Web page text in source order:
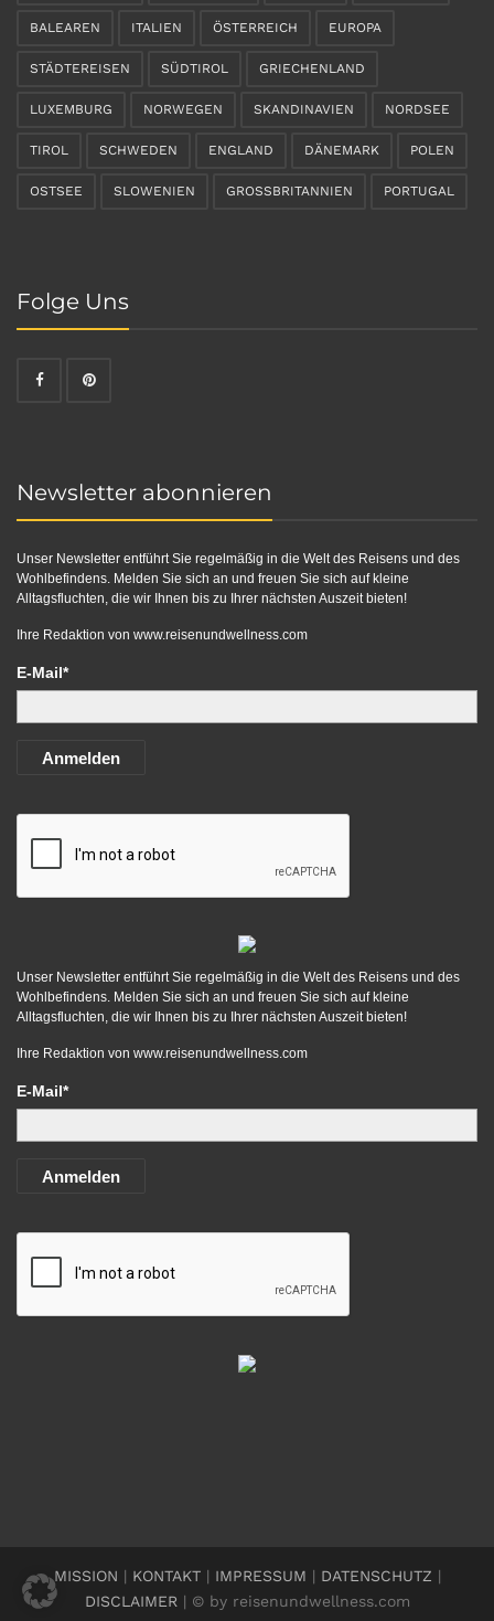
BALEAREN ITALIEN ÖSTERREICH EUROPA
STÄDTEREISEN SÜDTIROL GRIECHENLAND
LUXEMBURG NORWEGEN SKANDINAVIEN NORDSEE
TIROL SCHWEDEN ENGLAND DÄNEMARK POLEN
OSTSEE SLOWENIEN GROSSBRITANNIEN PORTUGAL
Folge Uns
Newsletter abonnieren
Unser Newsletter entführt Sie regelmäßig in die Welt des Reisens und des
Wohlbefindens. Melden Sie sich an und freuen Sie sich auf kleine
Alltagsfluchten, die wir Ihnen bis zu Ihrer nächsten Auszeit bieten!
Ihre Redaktion von www.reisenundwellness.com
E-Mail*
Anmelden
Unser Newsletter entführt Sie regelmäßig in die Welt des Reisens und des
Wohlbefindens. Melden Sie sich an und freuen Sie sich auf kleine
Alltagsfluchten, die wir Ihnen bis zu Ihrer nächsten Auszeit bieten!
Ihre Redaktion von www.reisenundwellness.com
E-Mail*
Anmelden
MISSION | KONTAKT| IMPRESSUM | DATENSCHUTZ |
DISCLAIMER| © by reisenundwellness.com